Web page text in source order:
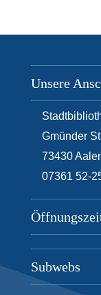
Unsere
Gmünder
73430
07361 52-
Subwebs